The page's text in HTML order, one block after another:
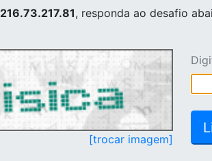
216.73.217.81, responda ao desafio
[trocar imagem]